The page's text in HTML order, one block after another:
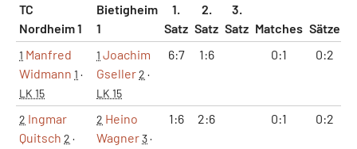
TC
Nordheim 1
Bietigheim
1
1.
Satz
2.
Satz
3.
Satz Matches Sätze
1 Manfred
Widmann 1 ·
LK 15
1 Joachim
Gseller2 ·
LK 15
6:7 1:6 0:1 0:2
2 Ingmar
Quitsch 2 ·
2 Heino
Wagner3·
1:6 2:6 0:1 0:2